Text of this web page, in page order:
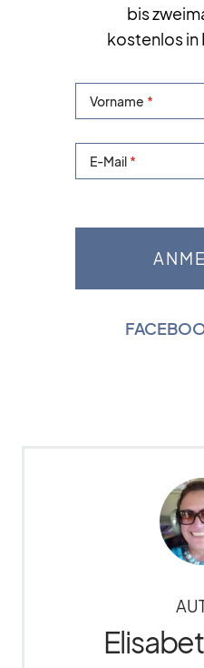
bis
kostenlos in
Vorname
E-Mail